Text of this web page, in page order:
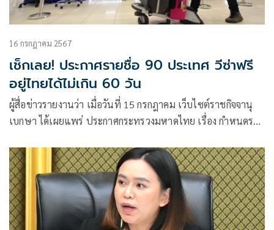
16 กรกฎาคม 2567
เช็กเลย! ประกาศรายชื่อ 90 ประเทศ วีซ่าฟรี
อยู่ไทยได้ไม่เกิน 60 วัน
ผู้สื่อข่าวรายงานว่า เมื่อวันที่ 15 กรกฎาคม เว็บไซต์ราชกิจจานุ
เบกษา ได้เผยแพร่ ประกาศกระทรวงมหาดไทย เรื่อง กำหนดราย